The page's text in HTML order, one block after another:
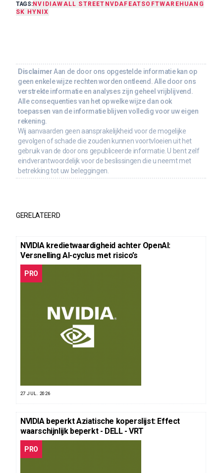
TAGS:NVIDIAWALL STREET NVDA FEATSOFTWARE HUANG
SK HYNIX
DisclaimerAan de door ons opgestelde informatie kan op
geen enkele wijze rechten worden ontleend. Alle door ons
verstrekte informatie en analyses zijn geheel vrijblijvend.
Alle consequenties van het op welke wijze dan ook
toepassen van de informatie blijven volledig voor uw eigen
rekening.
Wij aanvaarden geen aansprakelijkheid voor de mogelijke
gevolgen of schade die zouden kunnen voortvloeien uit het
gebruik van de door ons gepubliceerde informatie. U bent zelf
eindverantwoordelijk voor de beslissingen die u neemt met
betrekking tot uw beleggingen.
GERELATEERD
NVIDIA kredietwaardigheid achter OpenAI:
Versnelling AI-cyclus met risico’s
PRO
27 JUL. 2026
NVIDIA beperkt Aziatische koperslijst: Effect
waarschijnlijk beperkt - DELL - VRT
PRO